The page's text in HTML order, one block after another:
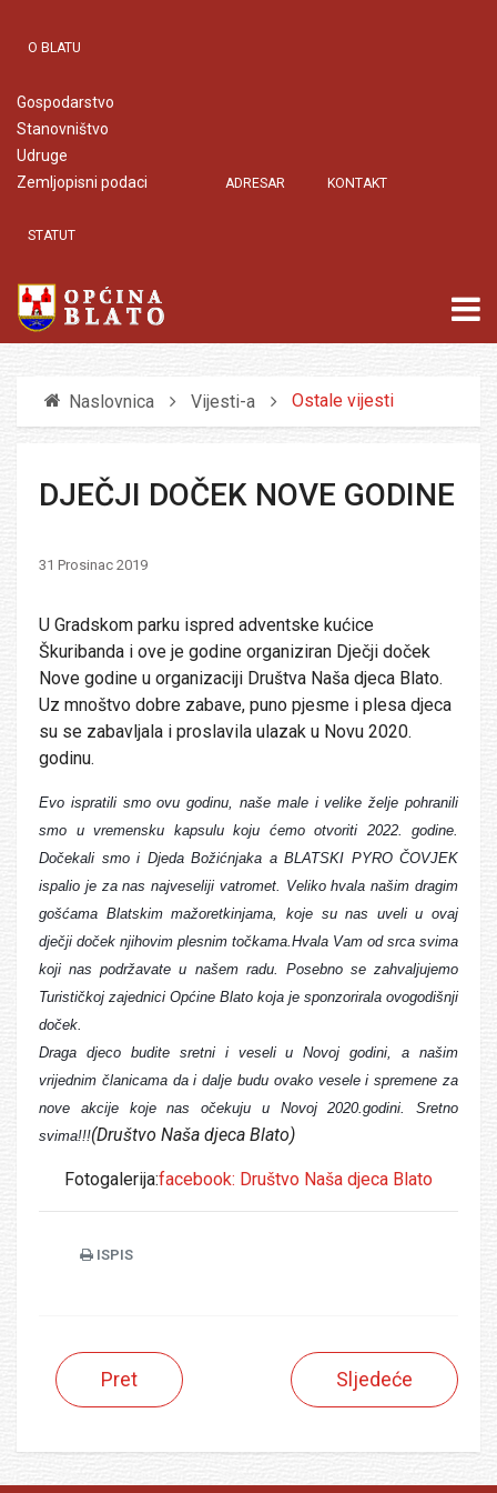
O BLATU
Gospodarstvo
Stanovništvo
Udruge
Zemljopisni podaci
ADRESAR KONTAKT
STATUT
Naslovnica Vijesti-a Ostale vijesti
DJEČJI DOČEK NOVE GODINE
31 Prosinac 2019
U Gradskom parku ispred adventske kućice
Škuribanda i ove je godine organiziran Dječji doček
Nove godine u organizaciji Društva Naša djeca Blato.
Uz mnoštvo dobre zabave, puno pjesme i plesa djeca
su se zabavljala i proslavila ulazak u Novu 2020.
godinu.
Evo ispratili smo ovu godinu, naše male i velike želje pohranili
smo u vremensku kapsulu koju ćemo otvoriti 2022. godine.
Dočekali smo i Djeda Božićnjaka a BLATSKI PYRO ČOVJEK
ispalio je za nas najveseliji vatromet. Veliko hvala našim dragim
gošćama Blatskim mažoretkinjama, koje su nas uveli u ovaj
dječji doček njihovim plesnim točkama.Hvala Vam od srca svima
koji nas podržavate u našem radu. Posebno se zahvaljujemo
Turističkoj zajednici Općine Blato koja je sponzorirala ovogodišnji
doček.
Draga djeco budite sretni i veseli u Novoj godini, a našim
vrijednim članicama da i dalje budu ovako vesele i spremene za
nove akcije koje nas očekuju u Novoj 2020.godini. Sretno
svima!!!(Društvo Naša djeca Blato)
Fotogalerija:facebook: Društvo Naša djeca Blato
ISPIS
Pret Sljedeće